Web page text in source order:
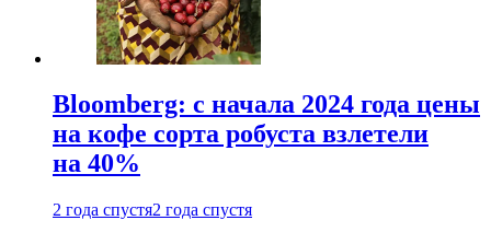
Bloomberg: с начала 2024 года цены
на кофе сорта робуста взлетели
на 40%
2 года спустя2 года спустя